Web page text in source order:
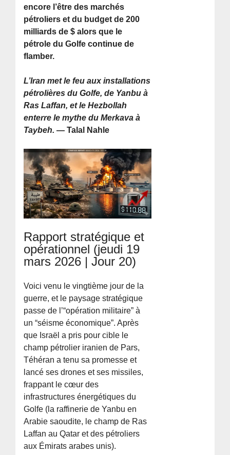
encore l’être des marchés
pétroliers et du budget de 200
milliards de $ alors que le
pétrole du Golfe continue de
flamber.
L’Iran met le feu aux installations
pétrolières du Golfe, de Yanbu à
Ras Laffan, et le Hezbollah
enterre le mythe du Merkava à
Taybeh. — Talal Nahle
Rapport stratégique et
opérationnel (jeudi 19
mars 2026 | Jour 20)
Voici venu le vingtième jour de la
guerre, et le paysage stratégique
passe de l’“opération militaire” à
un “séisme économique”. Après
que Israël a pris pour cible le
champ pétrolier iranien de Pars,
Téhéran a tenu sa promesse et
lancé ses drones et ses missiles,
frappant le cœur des
infrastructures énergétiques du
Golfe (la raffinerie de Yanbu en
Arabie saoudite, le champ de Ras
Laffan au Qatar et des pétroliers
aux Émirats arabes unis).